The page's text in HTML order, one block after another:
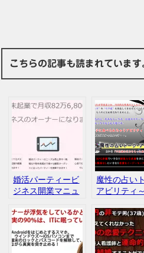
こちらの記事も読まれています
婚活パーティービ
ジネス開業マニュ
評判 口コミ
魔性の占い
アビリティ
女子に食べ
ゃう技術～
晴太 佐藤
す 評判